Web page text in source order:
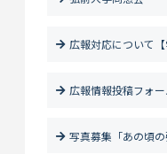
広報対応について【
広報情報投稿フォー
写真募集「あの頃の